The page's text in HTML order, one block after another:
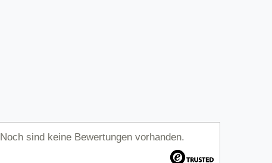
Noch sind keine Bewertungen vorhanden.